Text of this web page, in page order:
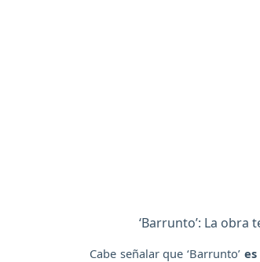
‘Barrunto’: La
Cabe señalar que ‘Barrunto’